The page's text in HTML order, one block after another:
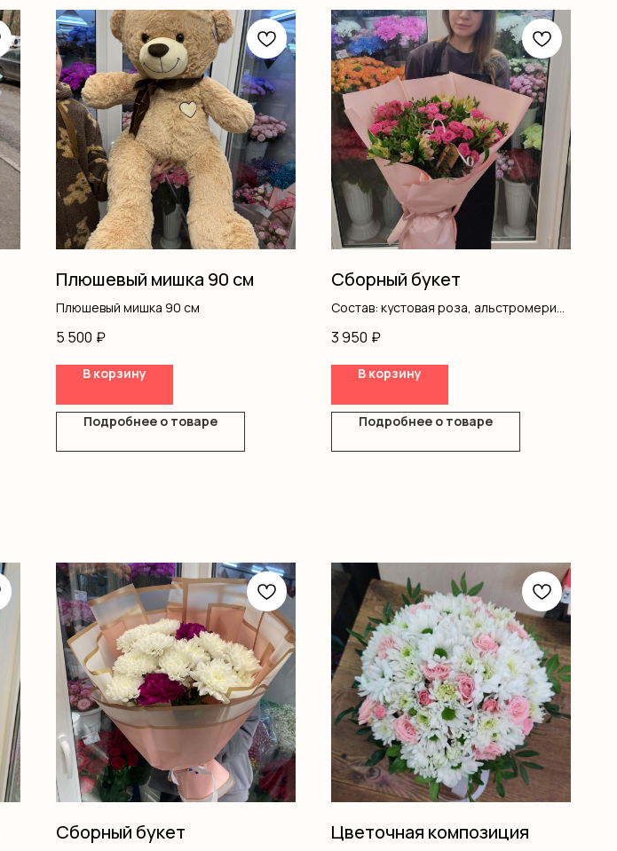
Плюшевый мишка 90 см
Плюшевый мишка 90 см
5 500 ₽
В корзину
Подробнее о товаре
Сборный букет
Состав: кустовая роза, альстромерия,
3 950 ₽
В корзину
Подробнее о товаре
Сборный букет Цветочная композиция